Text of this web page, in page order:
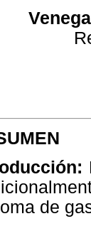
de